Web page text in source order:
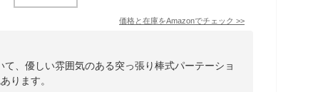
価格と在庫をAmazonでチェック >>
、優しい雰囲気のある突っ張り棒式パーテーショ
ります。